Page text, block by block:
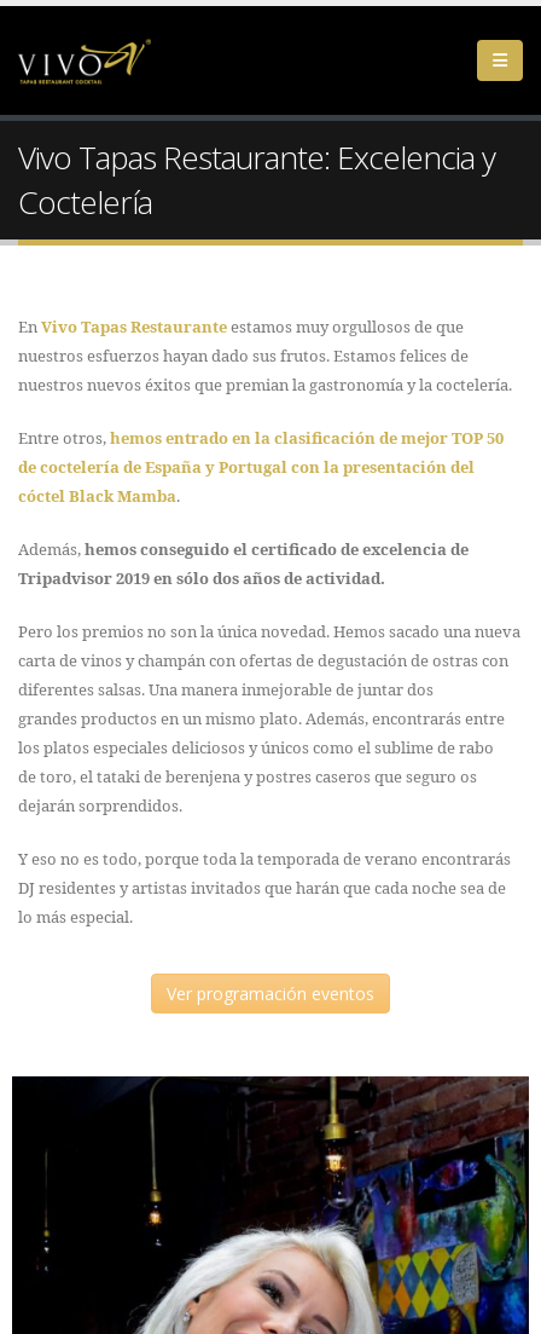
Vivo Tapas Restaurante: Excelencia y
Coctelería
EnVivo Tapas Restauranteestamos muy orgullosos de que
nuestros esfuerzos hayan dado sus frutos. Estamos felices de
nuestros nuevos éxitos que premian la gastronomía y la coctelería.
Entre otros,hemos entrado en la clasificación de mejor TOP 50
de coctelería de España y Portugal con la presentación del
cóctel Black Mamba.
Además,hemos conseguido el certificado de excelencia de
Tripadvisor 2019 en sólo dos años de actividad.
Pero los premios no son la única novedad. Hemos sacado una nueva
carta de vinos y champán con ofertas de degustación de ostras con
diferentes salsas. Una manera inmejorable de juntar dos
grandes productos en un mismo plato. Además, encontrarás entre
los platos especiales deliciosos y únicos como el sublime de rabo
de toro, el tataki de berenjena y postres caseros que seguro os
dejarán sorprendidos.
Y eso no es todo, porque toda la temporada de verano encontrarás
DJ residentes y artistas invitados que harán que cada noche sea de
lo más especial.
Ver programación eventos